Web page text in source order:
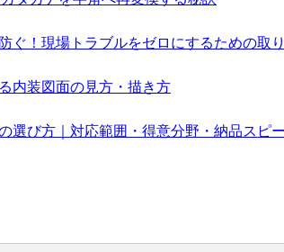
ぐ！現場トラブルをゼロにするための取
内装図面の見方・描き方
選び方｜対応範囲・得意分野・納品スピ